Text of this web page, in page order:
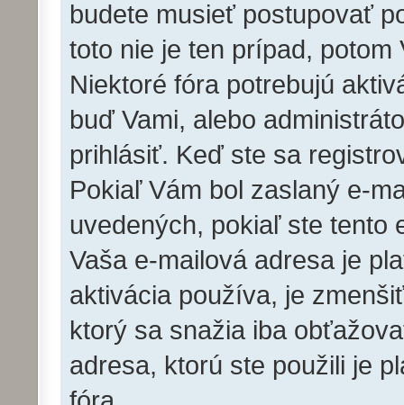
budete musieť postupovať
toto nie je ten prípad,
Niektoré fóra potrebujú
buď Vami, alebo
prihlásiť. Keď ste sa
Pokiaľ Vám bol zaslaný e-
uvedených, pokiaľ ste tento
Vaša e-mailová adresa je
aktivácia používa, je
ktorý sa snažia iba
adresa, ktorú ste použili je